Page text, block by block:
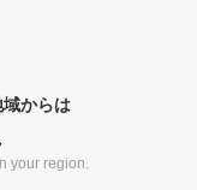
からは
your region.